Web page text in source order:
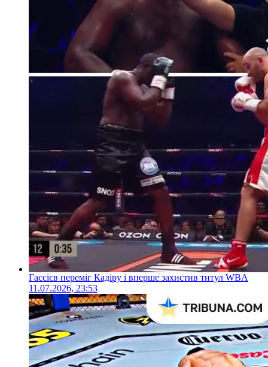
Гассієв переміг Кадіру і вперше захистив титул WBA
11.07.2026, 23:53